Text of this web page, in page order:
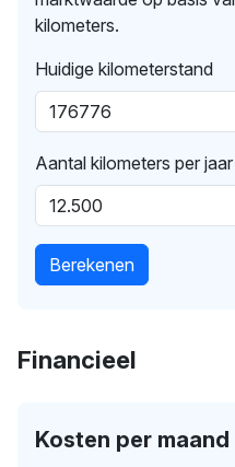
kilometers.
Huidige kilometerstand
Aantal kilometers per jaar
Berekenen
Financieel
Kosten per maand